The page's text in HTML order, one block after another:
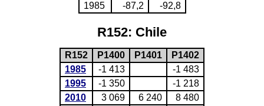
1985
-87,2 -92,8
R152: Chile
R152 P1400 P1401
P1402
1985
-1 413
-1 483
1995
-1 350
-1 218
2010
3 069 6 240
8 480